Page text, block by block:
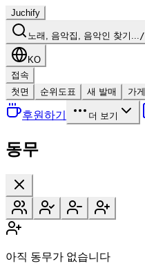
Juchify
노래, 음악집, 음악인 찾기.../
KO
접속
첫면
순위도표 새 발매 가게
후원하기 더 보기
동무
아직 동무가 없습니다